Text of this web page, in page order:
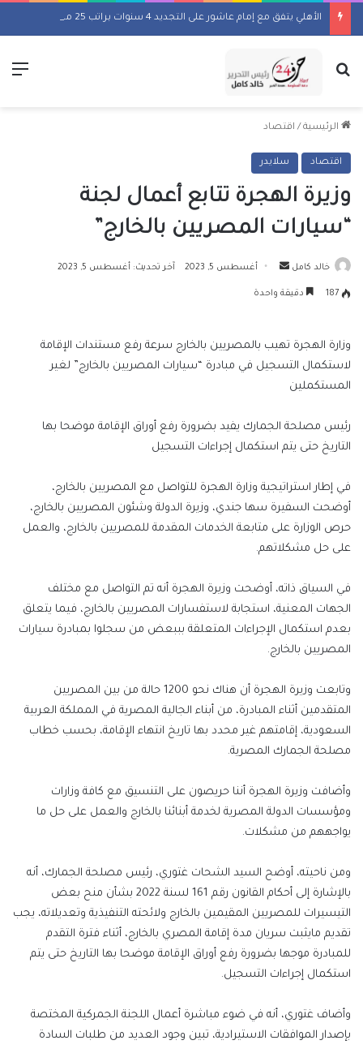
بحث عن
الرئيسية / اقتصاد
اقتصاد سلايدر
وزيرة الهجرة تتابع أعمال لجنة
“سيارات المصريين بالخارج”
خالد كامل
أرسل أغسطس 5, 2023 آخر تحديث: أغسطس 5, 2023
187 دقيقة واحدة
وزارة الهجرة تهيب بالمصريين بالخارج سرعة رفع مستندات الإقامة
لاستكمال التسجيل في مبادرة “سيارات المصريين بالخارج” لغير
المستكملين
رئيس مصلحة الجمارك يفيد بضرورة رفع أوراق الإقامة موضحا بها
التاريخ حتى يتم استكمال إجراءات التسجيل
في إطار استراتيجية وزارة الهجرة للتواصل مع المصريين بالخارج،
أوضحت السفيرة سها جندي، وزيرة الدولة وشئون المصريين بالخارج،
حرص الوزارة على متابعة الخدمات المقدمة للمصريين بالخارج، والعمل
على حل مشكلاتهم.
في السياق ذاته، أوضحت وزيرة الهجرة أنه تم التواصل مع مختلف
الجهات المعنية، استجابة لاستفسارات المصريين بالخارج، فيما يتعلق
بعدم استكمال الإجراءات المتعلقة بببعض من سجلوا بمبادرة سيارات
المصريين بالخارج.
وتابعت وزيرة الهجرة أن هناك نحو 1200 حالة من بين المصريين
المتقدمين أثناء المبادرة، من أبناء الجالية المصرية في المملكة العربية
السعودية، إقامتهم غير محدد بها تاريخ انتهاء الإقامة، بحسب خطاب
مصلحة الجمارك المصرية.
وأضافت وزيرة الهجرة أننا حريصون على التنسيق مع كافة وزارات
ومؤسسات الدولة المصرية لخدمة أبنائنا بالخارج والعمل على حل ما
يواجههم من مشكلات.
ومن ناحيته، أوضح السيد الشحات غتوري، رئيس مصلحة الجمارك، أنه
بالإشارة إلى أحكام القانون رقم 161 لسنة 2022 بشأن منح بعض
التيسيرات للمصريين المقيمين بالخارج ولائحته التنفيذية وتعديلاته، يجب
تقديم مايثبت سريان مدة إقامة المصري بالخارج، أثناء فترة التقدم
للمبادرة موجها بضرورة رفع أوراق الإقامة موضحا بها التاريخ حتى يتم
استكمال إجراءات التسجيل.
وأضاف غتوري، أنه في ضوء مباشرة أعمال اللجنة الجمركية المختصة
بإصدار الموافقات الاستيرادية، تبين وجود العديد من طلبات السادة